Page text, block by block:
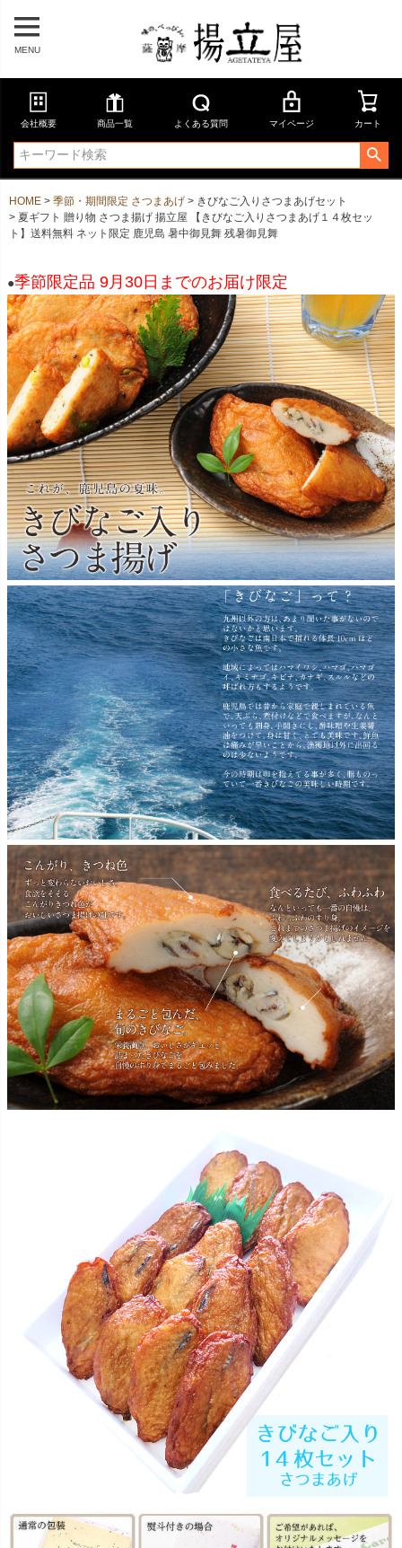
MENU
会社概要 商品一覧 よくある質問 マイページ カート
HOME 季節・期間限定 さつまあげ
きびなご入りさつまあげセット
夏ギフト 贈り物 さつま揚げ 揚立屋 【きびなご入りさつまあげ１４枚セッ
ト】送料無料 ネット限定 鹿児島 暑中御見舞 残暑御見舞
●季節限定品 9月30日までのお届け限定